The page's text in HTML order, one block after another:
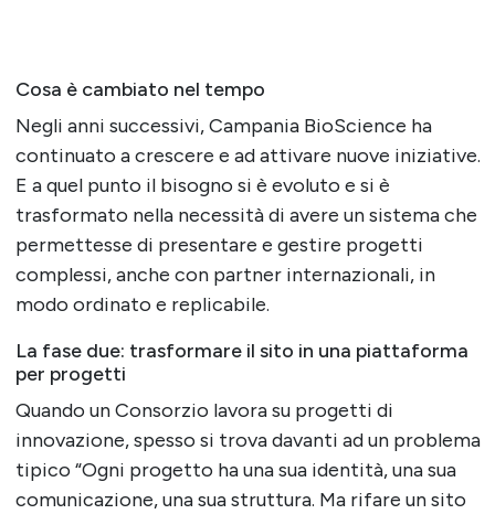
Cosa è cambiato nel tempo
Negli anni successivi, Campania BioScience ha
continuato a crescere e ad attivare nuove iniziative.
E a quel punto il bisogno si è evoluto e si è
trasformato nella necessità di avere un sistema che
permettesse di presentare e gestire progetti
complessi, anche con partner internazionali, in
modo ordinato e replicabile.
La fase due: trasformare il sito in una piattaforma
per progetti
Quando un Consorzio lavora su progetti di
innovazione, spesso si trova davanti ad un problema
tipico “Ogni progetto ha una sua identità, una sua
comunicazione, una sua struttura. Ma rifare un sito